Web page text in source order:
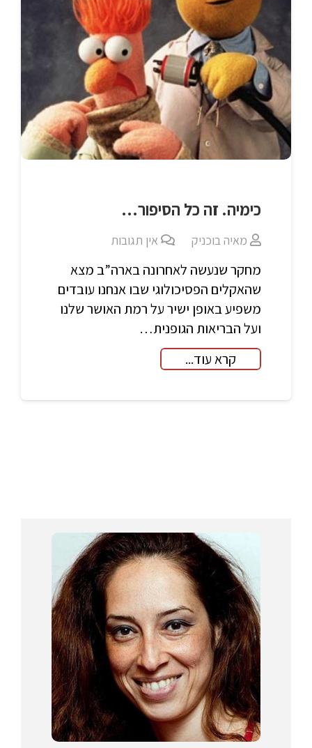
כימיה. זה כל הסיפור…
מאיה בוכניק אין תגובות
מחקר שנעשה לאחרונה בארה”ב מצא
שהאקלים הפסיכולוגי שבו אנחנו עובדים
משפיע באופן ישיר על רמת האושר שלנו
ועל הבריאות הגופנית…
קרא עוד...